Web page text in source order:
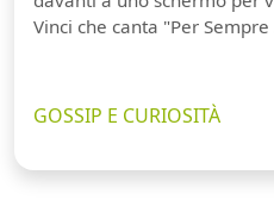
Vinci che canta "Per Sempre
GOSSIP E CURIOSITÀ